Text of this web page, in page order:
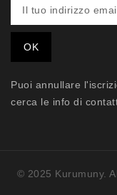
Puoi annullare
cerca le info di
© 2025 Kurumuny.